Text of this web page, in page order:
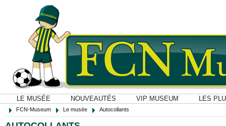
LE MUSÉE NOUVEAUTÉS VIP MUSEUM LES
FCN-Museum Le musée Autocollants